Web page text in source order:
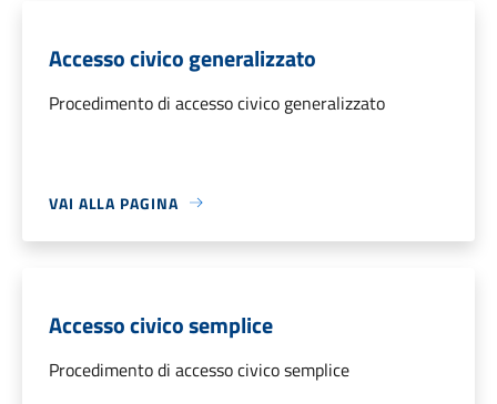
Accesso civico generalizzato
Procedimento di accesso civico generalizzato
VAI ALLA PAGINA
Accesso civico semplice
Procedimento di accesso civico semplice